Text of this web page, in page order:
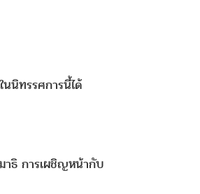
นิทรรศการนี้ได้
าธิ การเผชิญหน้ากับ